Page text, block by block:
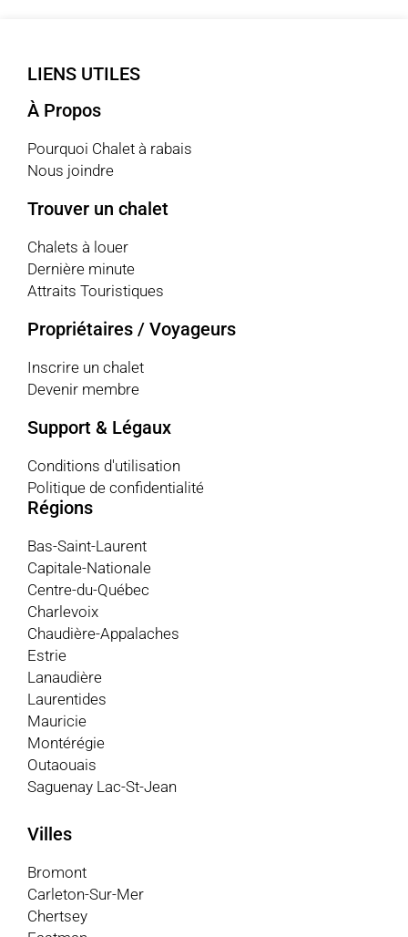
LIENS UTILES
À Propos
Pourquoi Chalet à rabais
Nous joindre
Trouver un chalet
Chalets à louer
Dernière minute
Attraits Touristiques
Propriétaires / Voyageurs
Inscrire un chalet
Devenir membre
Support & Légaux
Conditions d'utilisation
Politique de confidentialité
Régions
Bas-Saint-Laurent
Capitale-Nationale
Centre-du-Québec
Charlevoix
Chaudière-Appalaches
Estrie
Lanaudière
Laurentides
Mauricie
Montérégie
Outaouais
Saguenay Lac-St-Jean
Villes
Bromont
Carleton-Sur-Mer
Chertsey